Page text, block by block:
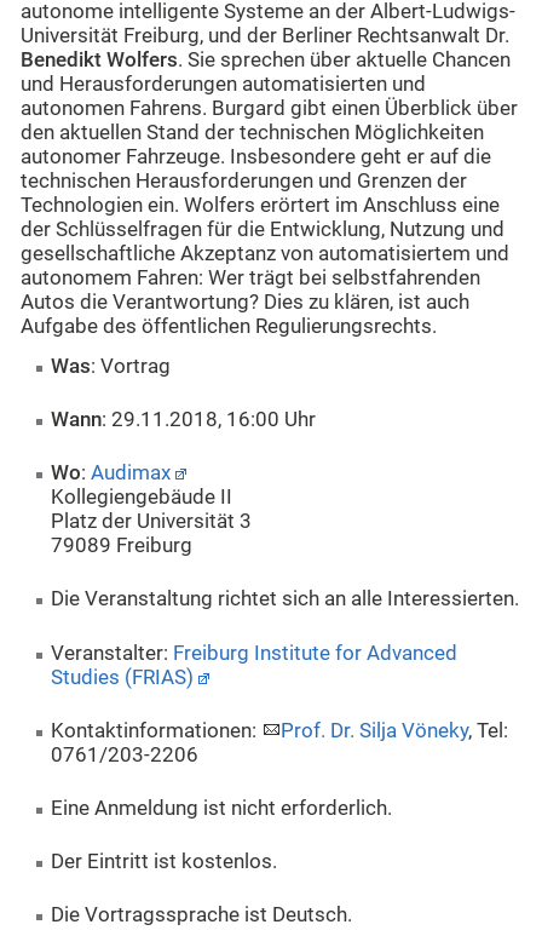
autonome intelligente Systeme an der Albert-Ludwigs-
Universität Freiburg, und der Berliner Rechtsanwalt Dr.
Benedikt Wolfers. Sie sprechen über aktuelle Chancen
und Herausforderungen automatisierten und
autonomen Fahrens. Burgard gibt einen Überblick über
den aktuellen Stand der technischen Möglichkeiten
autonomer Fahrzeuge. Insbesondere geht er auf die
technischen Herausforderungen und Grenzen der
Technologien ein. Wolfers erörtert im Anschluss eine
der Schlüsselfragen für die Entwicklung, Nutzung und
gesellschaftliche Akzeptanz von automatisiertem und
autonomem Fahren: Wer trägt bei selbstfahrenden
Autos die Verantwortung? Dies zu klären, ist auch
Aufgabe des öffentlichen Regulierungsrechts.
Was: Vortrag
Wann: 29.11.2018, 16:00 Uhr
Wo:Audimax
Kollegiengebäude II
Platz der Universität 3
79089 Freiburg
Die Veranstaltung richtet sich an alle Interessierten.
Veranstalter: Freiburg Institute for Advanced
Studies (FRIAS)
Kontaktinformationen: Prof. Dr. Silja Vöneky, Tel:
0761/203-2206
Eine Anmeldung ist nicht erforderlich.
Der Eintritt ist kostenlos.
Die Vortragssprache ist Deutsch.